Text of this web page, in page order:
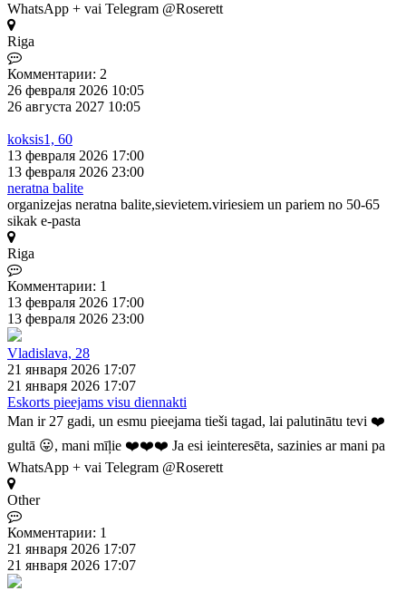
WhatsApp + vai Telegram @Roserett
Riga
Комментарии: 2
26 февраля 2026 10:05
26 августа 2027 10:05
koksis1, 60
13 февраля 2026 17:00
13 февраля 2026 23:00
neratna balite
organizejas neratna balite,sievietem.viriesiem un pariem no 50-65
sikak e-pasta
Riga
Комментарии: 1
13 февраля 2026 17:00
13 февраля 2026 23:00
Vladislava, 28
21 января 2026 17:07
21 января 2026 17:07
Eskorts pieejams visu diennakti
Man ir 27 gadi, un esmu pieejama tieši tagad, lai palutinātu tevi ❤️
gultā 😛, mani mīļie ❤️❤️❤️ Ja esi ieinteresēta, sazinies ar mani pa
WhatsApp + vai Telegram @Roserett
Other
Комментарии: 1
21 января 2026 17:07
21 января 2026 17:07